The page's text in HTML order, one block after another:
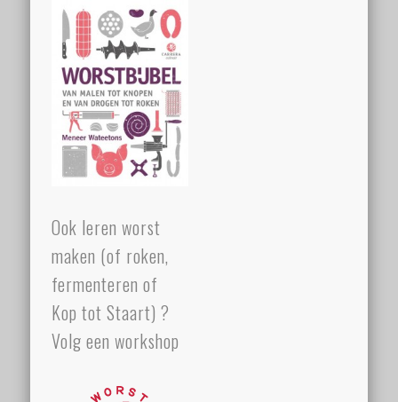
Ook leren worst
maken (of roken,
fermenteren of
Kop tot Staart) ?
Volg een workshop